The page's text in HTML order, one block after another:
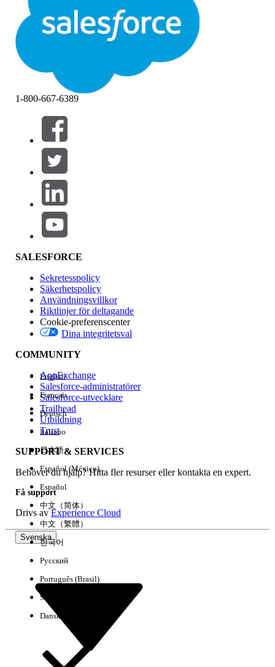
StängStäng
Filter (0)
VÄLJ FILTER
Produktområde
Funktionspåverkan
Version
Händelse
Rensa alla Klart
1-800-667-6389
SALESFORCE
Sekretesspolicy
Säkerhetspolicy
Användningsvillkor
Riktlinjer för deltagande
Cookie-preferenscenter
Dina integritetsval
COMMUNITY
AppExchange
Salesforce-administratörer
Salesforce-utvecklare
Trailhead
Utbildning
Trust
SUPPORT & SERVICES
Behöver du hjälp? Hitta fler resurser eller kontakta en expert.
Få support
Drivs avExperience Cloud
Svenska
English
Français
Deutsch
Italiano
日本語
Español (México)
Español
中文（简体）
中文（繁體）
한국어
Русский
Português (Brasil)
Suomi
Dansk